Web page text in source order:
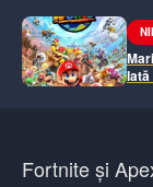
Fortnite și